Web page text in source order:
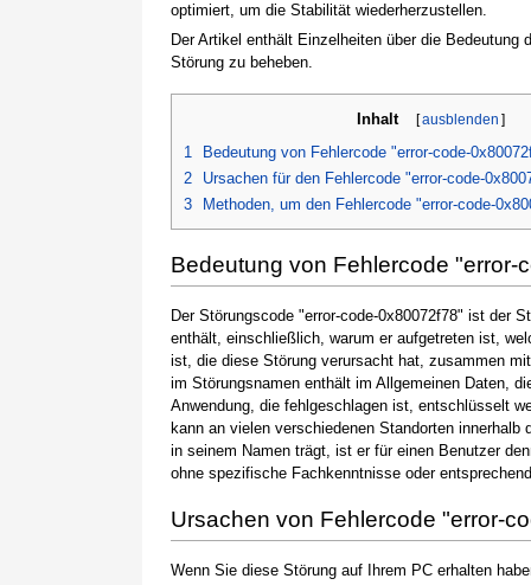
optimiert, um die Stabilität wiederherzustellen.
Der Artikel enthält Einzelheiten über die
Störung zu beheben.
Inhalt [ ausblenden ]
1
Bedeutung von Fehlercode "error-code-
2
Ursachen für den Fehlercode "error-code-
3
Methoden, um den Fehlercode "error-code-
Bedeutung von Fehlercode "error-
Der Störungscode "error-code-0x80072f78" ist der
enthält, einschließlich, warum er aufgetreten ist,
ist, die diese Störung verursacht hat, zusammen
im Störungsnamen enthält im Allgemeinen Daten,
Anwendung, die fehlgeschlagen ist, entschlüsselt
kann an vielen verschiedenen Standorten
in seinem Namen trägt, ist er für einen Benutzer
ohne spezifische Fachkenntnisse oder
Ursachen von Fehlercode "error-
Wenn Sie diese Störung auf Ihrem PC erhalten